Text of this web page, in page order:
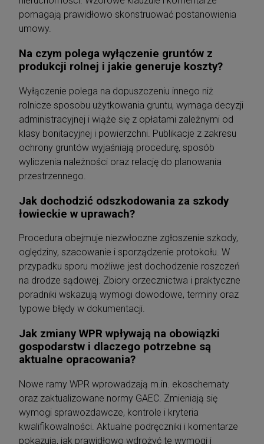
pomagają prawidłowo skonstruować postanowienia
umowy.
Na czym polega wyłączenie gruntów z
produkcji rolnej i jakie generuje koszty?
Wyłączenie polega na dopuszczeniu innego niż
rolnicze sposobu użytkowania gruntu, wymaga decyzji
administracyjnej i wiąże się z opłatami zależnymi od
klasy bonitacyjnej i powierzchni. Publikacje z zakresu
ochrony gruntów wyjaśniają procedurę, sposób
wyliczenia należności oraz relację do planowania
przestrzennego.
Jak dochodzić odszkodowania za szkody
łowieckie w uprawach?
Procedura obejmuje niezwłoczne zgłoszenie szkody,
oględziny, szacowanie i sporządzenie protokołu. W
przypadku sporu możliwe jest dochodzenie roszczeń
na drodze sądowej. Zbiory orzecznictwa i praktyczne
poradniki wskazują wymogi dowodowe, terminy oraz
typowe błędy w dokumentacji.
Jak zmiany WPR wpływają na obowiązki
gospodarstw i dlaczego potrzebne są
aktualne opracowania?
Nowe ramy WPR wprowadzają m.in. ekoschematy
oraz zaktualizowane normy GAEC. Zmieniają się
wymogi sprawozdawcze, kontrole i kryteria
kwalifikowalności. Aktualne podręczniki i komentarze
pokazują, jak prawidłowo wdrożyć te wymogi i